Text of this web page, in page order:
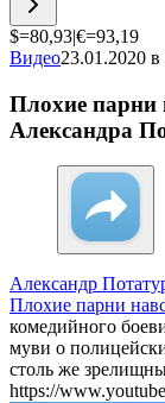
$=80,93|€=93,19
Видео23.01.2020 в
Плохие парни
Александра
Александр
Плохие парни
комедийного
муви о
столь же
https://